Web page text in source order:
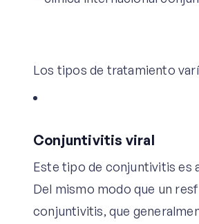
Los tipos de tratamiento
Conjuntivitis viral
Este tipo de conjuntivitis es
Del mismo modo que un
conjuntivitis, que